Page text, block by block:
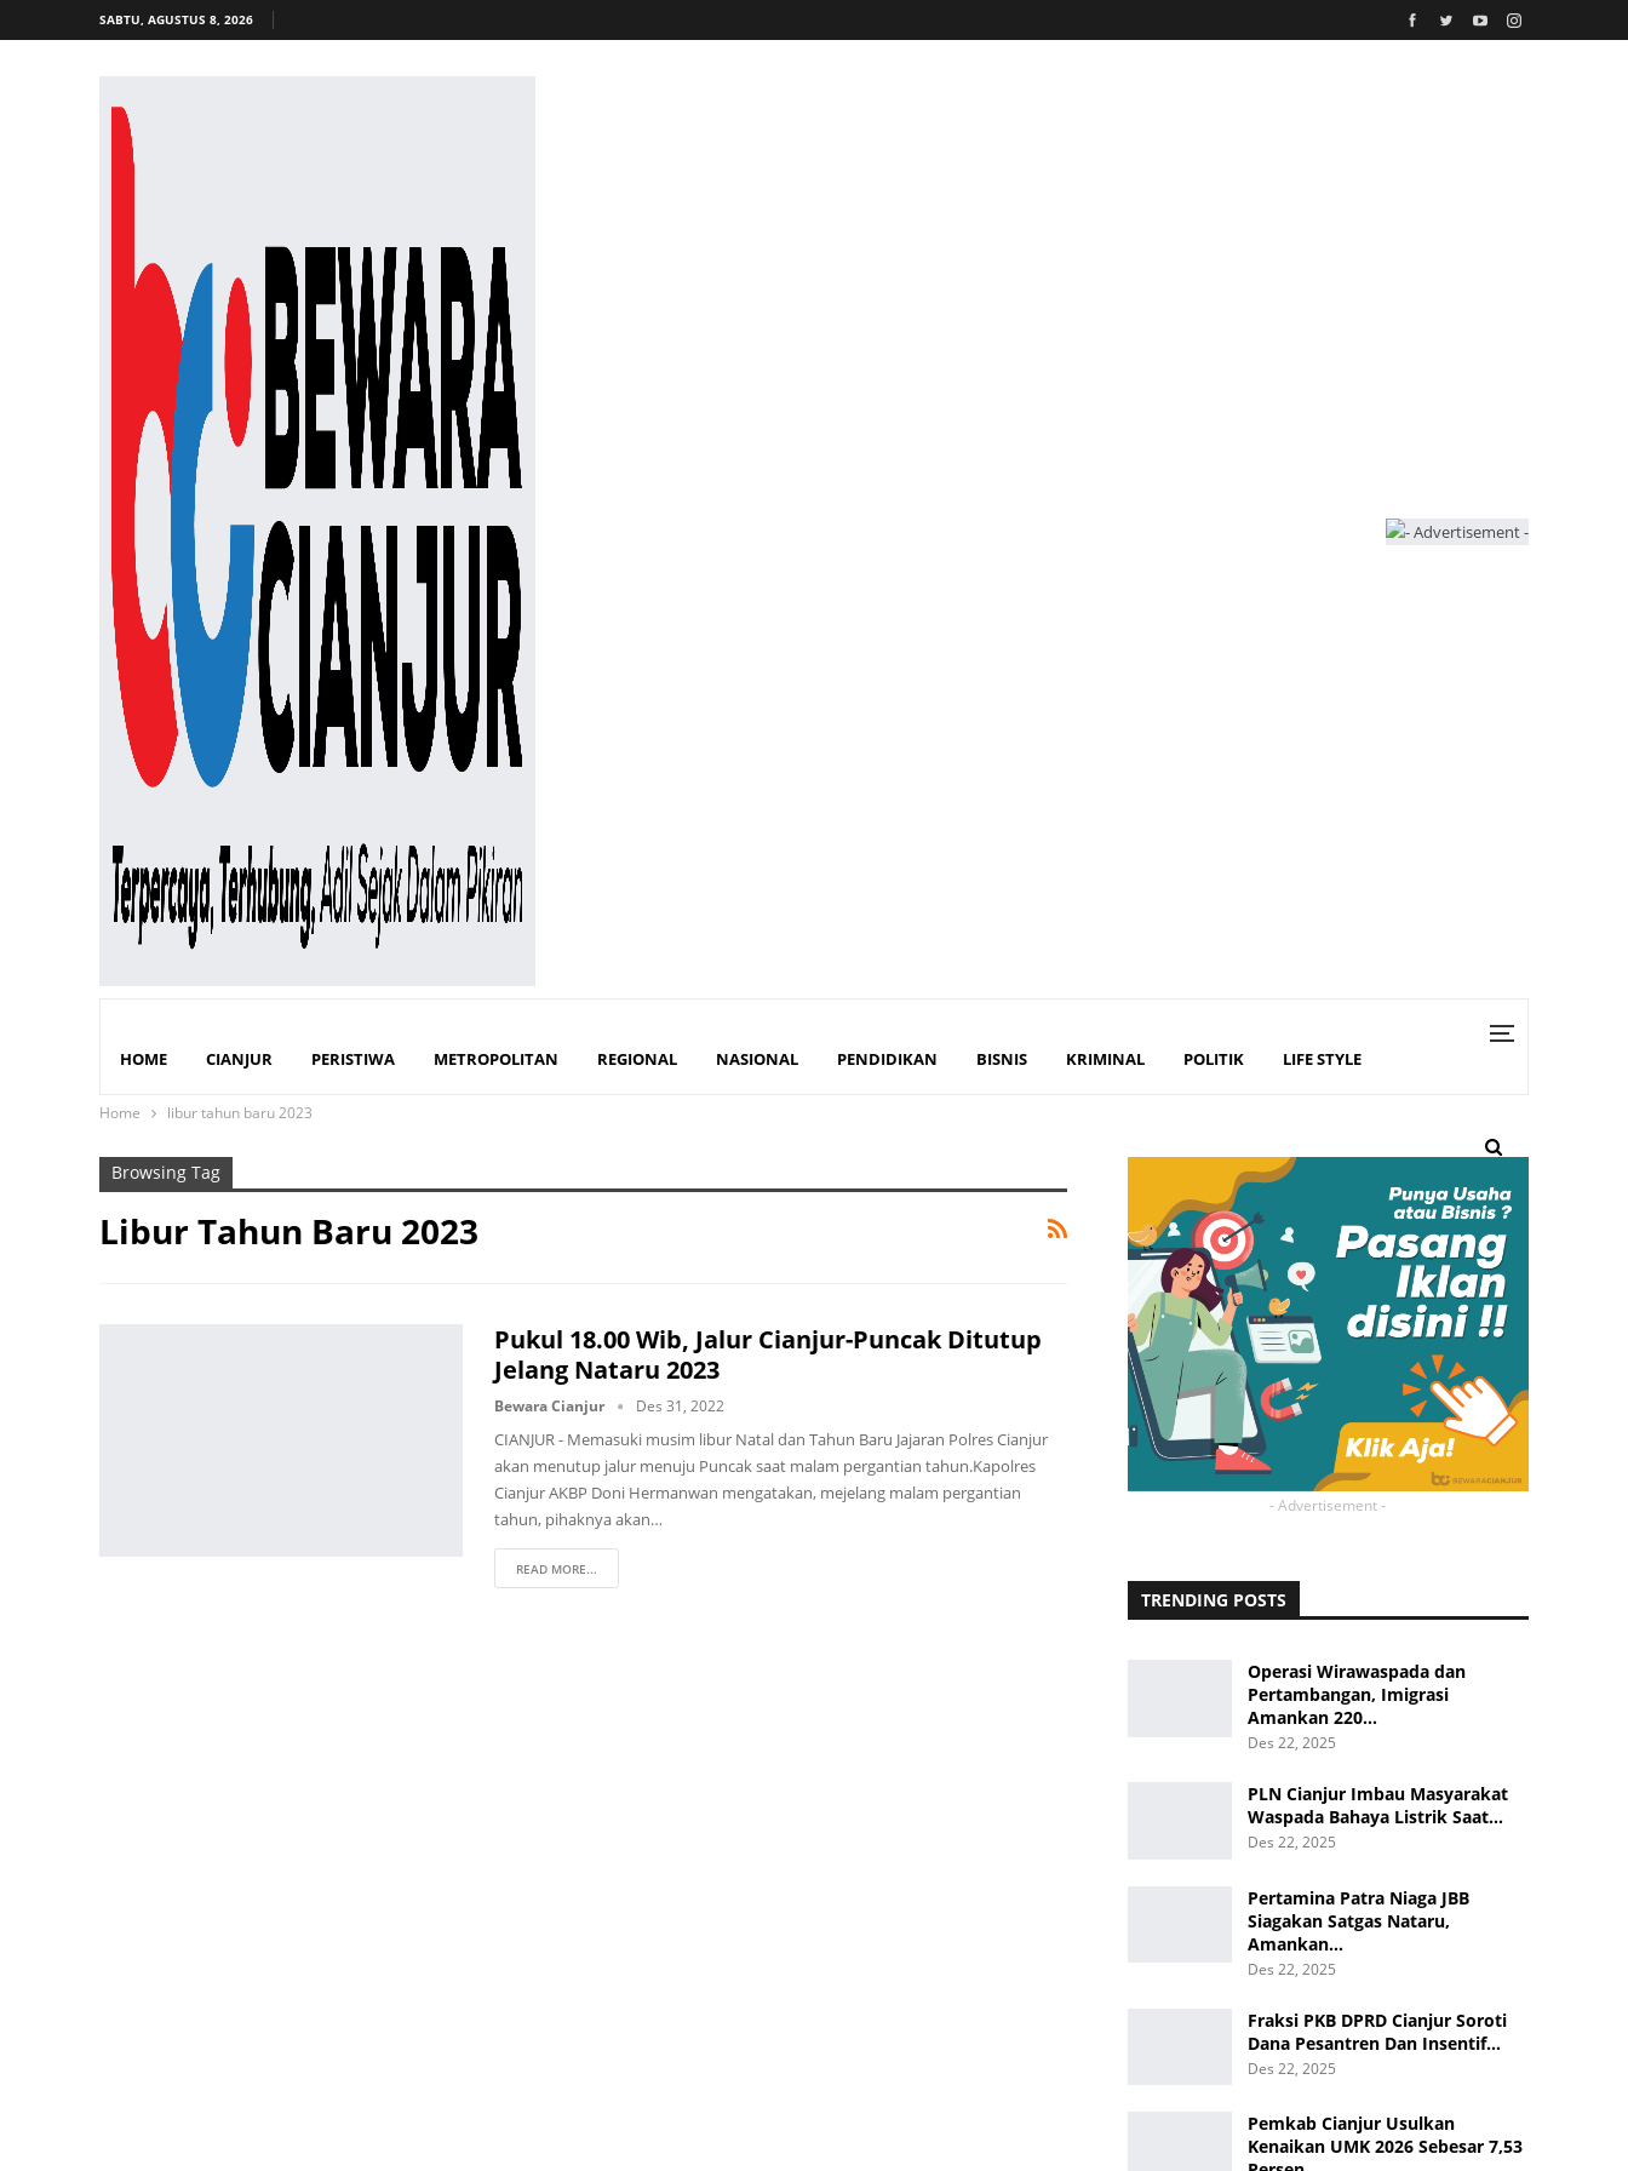
SABTU, AGUSTUS 8, 2026
HOME CIANJUR PERISTIWA METROPOLITAN REGIONAL NASIONAL PENDIDIKAN BISNIS KRIMINAL POLITIK LIFE STYLE
Home libur tahun baru 2023
Browsing Tag
Libur Tahun Baru 2023
Pukul 18.00 Wib, Jalur Cianjur-Puncak Ditutup
Jelang Nataru 2023
Bewara Cianjur Des 31, 2022
CIANJUR - Memasuki musim libur Natal dan Tahun Baru Jajaran Polres Cianjur
akan menutup jalur menuju Puncak saat malam pergantian tahun.Kapolres
Cianjur AKBP Doni Hermanwan mengatakan, mejelang malam pergantian
tahun, pihaknya akan…
READ MORE...
- Advertisement -
TRENDING POSTS
Operasi Wirawaspada dan
Pertambangan, Imigrasi
Amankan 220…
Des 22, 2025
PLN Cianjur Imbau Masyarakat
Waspada Bahaya Listrik Saat…
Des 22, 2025
Pertamina Patra Niaga JBB
Siagakan Satgas Nataru,
Amankan…
Des 22, 2025
Fraksi PKB DPRD Cianjur Soroti
Dana Pesantren Dan Insentif…
Des 22, 2025
Pemkab Cianjur Usulkan
Kenaikan UMK 2026 Sebesar 7,53